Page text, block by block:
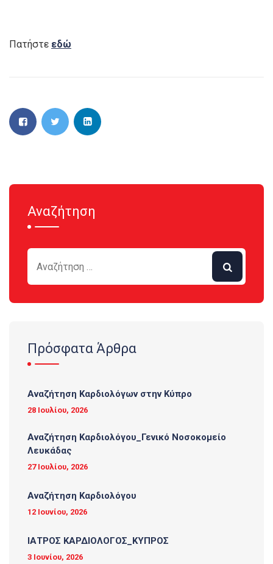
Πατήστε εδώ
Αναζήτηση
Πρόσφατα Άρθρα
Αναζήτηση Καρδιολόγων στην Κύπρο
28 Ιουλίου, 2026
Αναζήτηση Καρδιολόγου_Γενικό Νοσοκομείο
Λευκάδας
27 Ιουλίου, 2026
Αναζήτηση Καρδιολόγου
12 Ιουνίου, 2026
ΙΑΤΡΟΣ ΚΑΡΔΙΟΛΟΓΟΣ_ΚΥΠΡΟΣ
3 Ιουνίου, 2026